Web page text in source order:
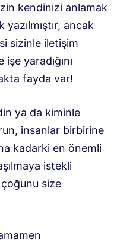
kendinizi anlamak
ancak
sizinle iletişim
yaradığını
fayda var!
ya da kiminle
insanlar birbirine
kadarki en önemli
istekli
size